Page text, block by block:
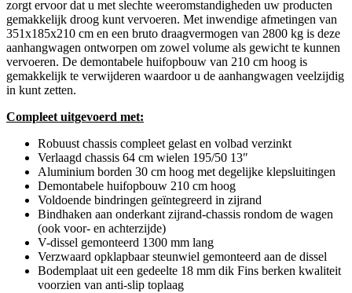
zorgt ervoor dat u met slechte weeromstandigheden uw producten
gemakkelijk droog kunt vervoeren. Met inwendige afmetingen van
351x185x210 cm en een bruto draagvermogen van 2800 kg is deze
aanhangwagen ontworpen om zowel volume als gewicht te kunnen
vervoeren. De demontabele huifopbouw van 210 cm hoog is
gemakkelijk te verwijderen waardoor u de aanhangwagen veelzijdig
in kunt zetten.
Compleet uitgevoerd met:
Robuust chassis compleet gelast en volbad verzinkt
Verlaagd chassis 64 cm wielen 195/50 13″
Aluminium borden 30 cm hoog met degelijke klepsluitingen
Demontabele huifopbouw 210 cm hoog
Voldoende bindringen geïntegreerd in zijrand
Bindhaken aan onderkant zijrand-chassis rondom de wagen
(ook voor- en achterzijde)
V-dissel gemonteerd 1300 mm lang
Verzwaard opklapbaar steunwiel gemonteerd aan de dissel
Bodemplaat uit een gedeelte 18 mm dik Fins berken kwaliteit
voorzien van anti-slip toplaag